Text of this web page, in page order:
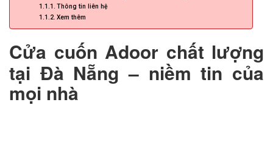
CỬA KÍNH TỰ ĐỘNGThông tin liên hệ
Xem thêm
Cửa cuốn Adoor chất lượng
tại Đà Nẵng – niềm tin của
mọi nhà